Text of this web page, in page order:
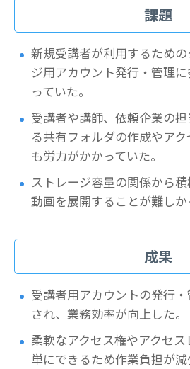
課題
新規受講者が利用するため
ジ用アカウント発行・管理
っていた。
受講者や講師、依頼企業の
る共有フォルダの作成やア
も労力がかかっていた。
ストレージ容量の関係から
動画を展開することが難しか
成果
受講者用アカウントの発行
され、業務効率が向上した。
柔軟なアクセス権やアクセ
単にできるため作業負担が減